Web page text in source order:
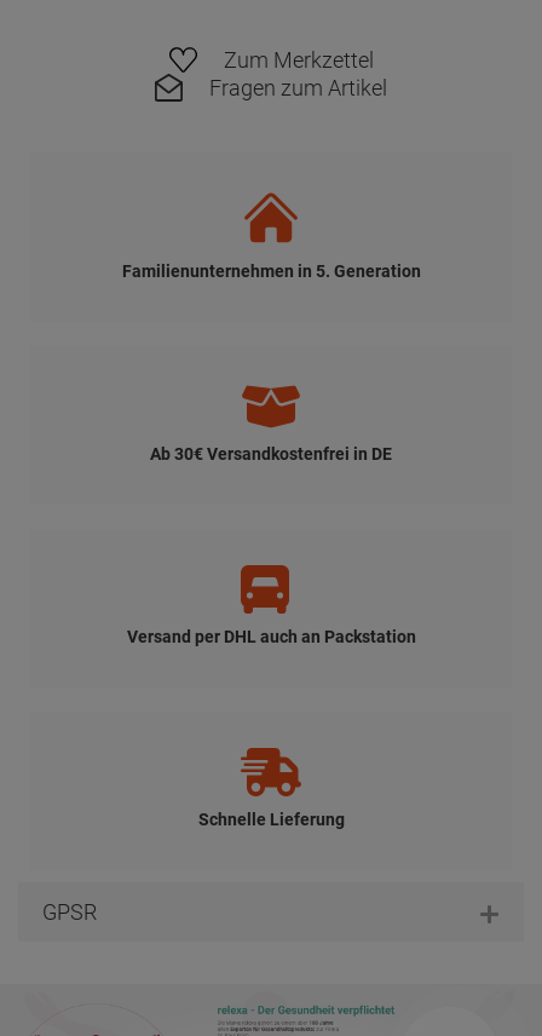
Zum Merkzettel
Fragen zum Artikel
Familienunternehmen in 5. Generation
Ab 30€ Versandkostenfrei in DE
Versand per DHL auch an Packstation
Schnelle Lieferung
GPSR